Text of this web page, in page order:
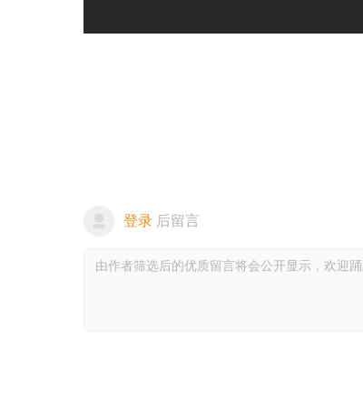
登录 后留言